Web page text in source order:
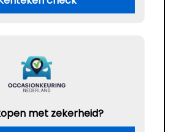
met zekerheid?